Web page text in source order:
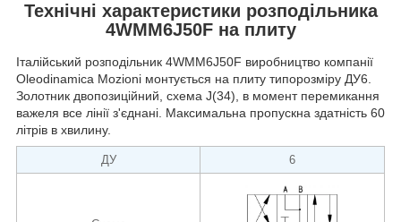
Технічні характеристики розподільника
4WMM6J50F на плиту
Італійський розподільник 4WMM6J50F виробництво компанії
Oleodinamica Mozioni монтується на плиту типорозміру ДУ6.
Золотник двопозиційний, схема J(34), в момент перемикання
важеля все лінії з'єднані. Максимальна пропускна здатність 60
літрів в хвилину.
ДУ 6